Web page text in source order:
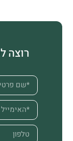
רוצה